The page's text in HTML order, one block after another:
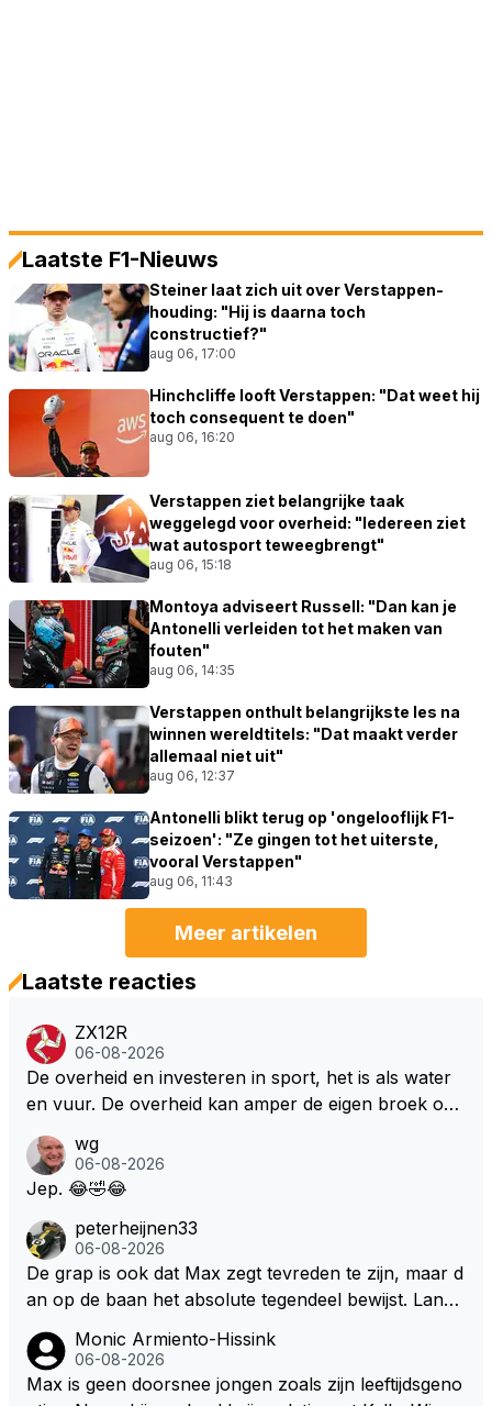
Laatste F1-Nieuws
Steiner laat zich uit over Verstappen-
houding: "Hij is daarna toch
constructief?"
aug 06, 17:00
Hinchcliffe looft Verstappen: "Dat weet hij
toch consequent te doen"
aug 06, 16:20
Verstappen ziet belangrijke taak
weggelegd voor overheid: "Iedereen ziet
wat autosport teweegbrengt"
aug 06, 15:18
Montoya adviseert Russell: "Dan kan je
Antonelli verleiden tot het maken van
fouten"
aug 06, 14:35
Verstappen onthult belangrijkste les na
winnen wereldtitels: "Dat maakt verder
allemaal niet uit"
aug 06, 12:37
Antonelli blikt terug op 'ongelooflijk F1-
seizoen': "Ze gingen tot het uiterste,
vooral Verstappen"
aug 06, 11:43
Meer artikelen
Laatste reacties
ZX12R
06-08-2026
De overheid en investeren in sport, het is als water
en vuur. De overheid kan amper de eigen broek oph
s. Je kunt de Staat het best vergelijken met de sherif
f van Nottinghem (Robin Hood) welk achter de bom
m/haar van zijn laatste zuurverdiende stuiver te ber
oven. De Staat heeft nooit ooit maar een stuiver in Z
andvoort willen investeren en dat zal ook nooit gebe
uren. Afdragen van BTW gelden en vergunningen bi
j dergelijke sportievefestiviteiten MOET je dan weer
wel afstaan, de parasiet.
wg
06-08-2026
Jep. 😂🤣😂
peterheijnen33
06-08-2026
De grap is ook dat Max zegt tevreden te zijn, maar d
an op de baan het absolute tegendeel bewijst. Lando
dan eigenlijk niet echt zien. ;)
Monic Armiento-Hissink
06-08-2026
Max is geen doorsnee jongen zoals zijn leeftijdsgeno